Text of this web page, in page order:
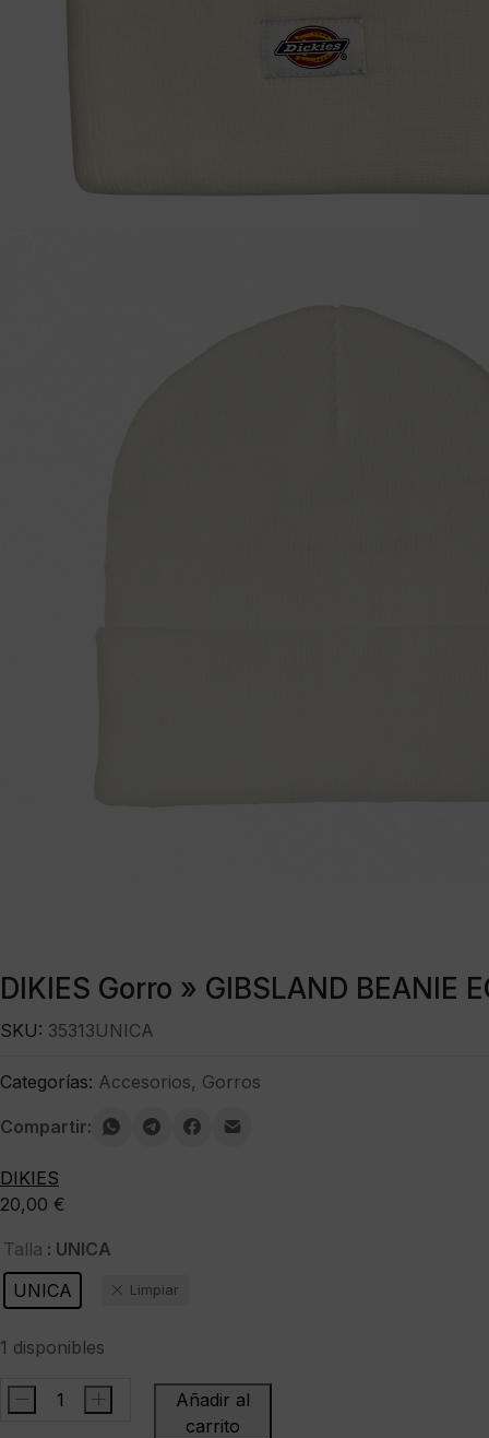
DIKIES Gorro » GIBSLAND BEANIE
20,00 €
Talla : UNICA
UNICA
Limpiar
1 disponibles
DIKIES
- +
Añadir al
carrito
SKU: 35313UNICA
Categorías: Accesorios, Gorros
Compartir:
DIKIES